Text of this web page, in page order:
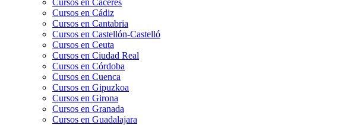
Cursos en Cáceres
Cursos en Cádiz
Cursos en Cantabria
Cursos en Castellón-Castelló
Cursos en Ceuta
Cursos en Ciudad Real
Cursos en Córdoba
Cursos en Cuenca
Cursos en Gipuzkoa
Cursos en Girona
Cursos en Granada
Cursos en Guadalajara